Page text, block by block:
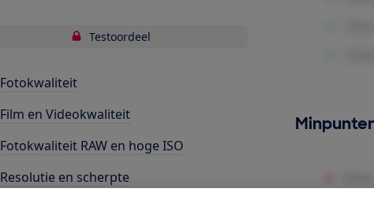
Testoordeel
Fotokwaliteit
Film en Videokwaliteit
Fotokwaliteit RAW en hoge ISO
Resolutie en scherpte